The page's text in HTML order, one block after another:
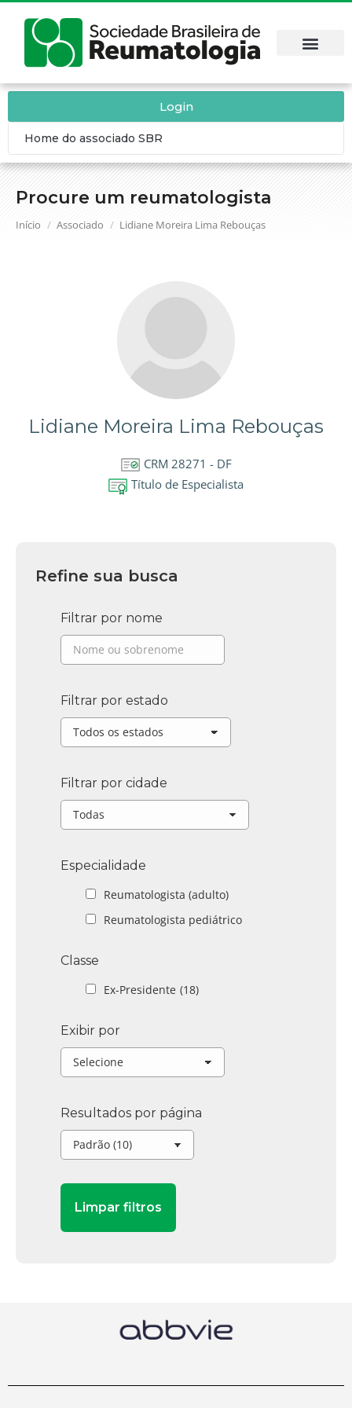
Procure um reumatologista
Você está aqui:
Início Associado Lidiane Moreira Lima Rebouças
Login
Home do associado SBR
Lidiane Moreira Lima Rebouças
CRM 28271 - DF
Título de Especialista
Refine sua busca
Filtrar por nome
Filtrar por estado
Filtrar por cidade
Especialidade
Reumatologista (adulto)
Reumatologista pediátrico
Classe
Ex-Presidente (18)
Exibir por
Resultados por página